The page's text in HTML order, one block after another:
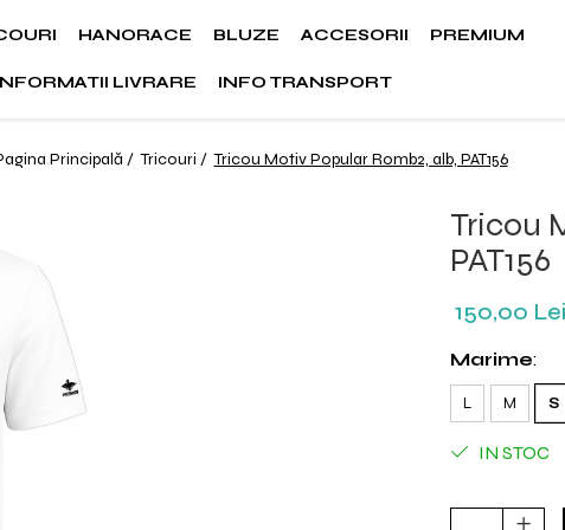
HANORACE BLUZE ACCESORII PREMIUM
LIVRARE INFO TRANSPORT
Principală / Tricouri / Tricou Motiv Popular Romb2, alb, PAT156
Tricou
PAT156
150,00 Lei
Marime:
L M S
IN STOC